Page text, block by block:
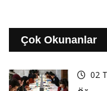
Çok Okunanlar
02